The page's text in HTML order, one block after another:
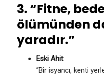
3. “Fitne,
ölümünden
yaradır.”
Eski Ahit:
“Bir isyancı, kenti